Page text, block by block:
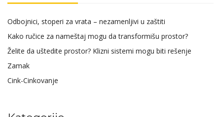
Odbojnici, stoperi za vrata – nezamenljivi u zaštiti
Kako ručice za nameštaj mogu da transformišu prostor?
Želite da uštedite prostor? Klizni sistemi mogu biti rešenje
Zamak
Cink-Cinkovanje